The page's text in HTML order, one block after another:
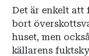
Det är enkelt att
bort
huset, men
källarens